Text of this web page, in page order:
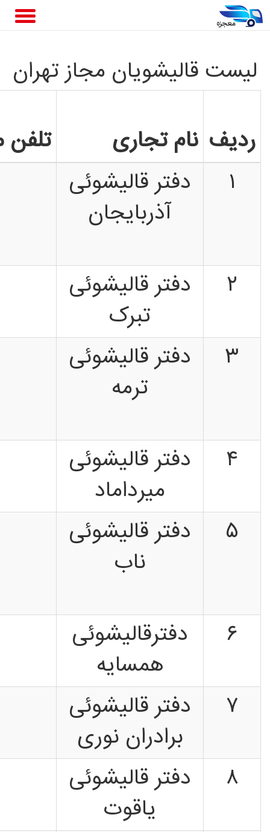
لیست قالیشویان مجاز تهران
ردیف نام تجاری
تلفن
۱
دفتر قالیشوئی
آذربایجان
۲
دفتر قالیشوئی
تبرک
۳
دفتر قالیشوئی
ترمه
۴
دفتر قالیشوئی
میرداماد
۵
دفتر قالیشوئی
ناب
۶
دفترقالیشوئی
همسایه
۷
دفتر قالیشوئی
برادران نوری
۸
دفتر قالیشوئی
یاقوت